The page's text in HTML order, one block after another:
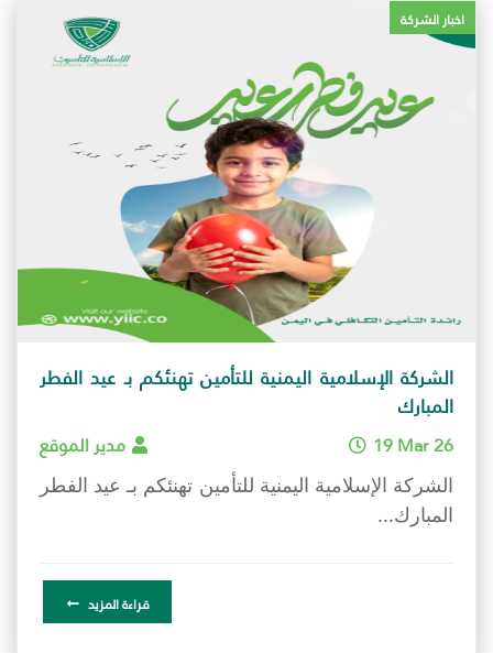
اخبار الشركة
الشركة الإسلامية اليمنية للتأمين تهنئكم بـ عيد الفطر
المبارك
مدير الموقع
19 Mar 26
الشركة الإسلامية اليمنية للتأمين تهنئكم بـ عيد الفطر
المبارك...
قراءة المزيد